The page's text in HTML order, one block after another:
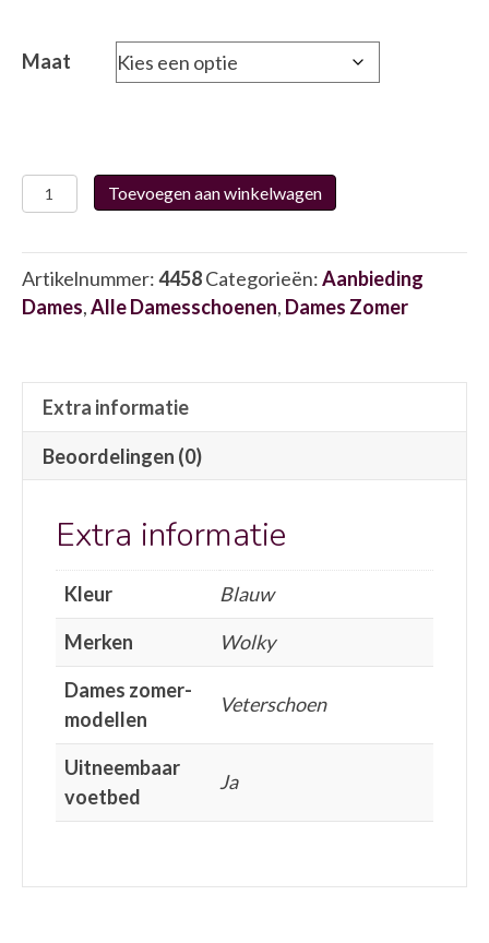
€149.95.€75.00.
Maat
Wolky
5901110
4458
aantal
Toevoegen aan winkelwagen
Artikelnummer:4458Categorieën:Aanbieding
Dames,Alle Damesschoenen, Dames Zomer
Extra informatie
Beoordelingen (0)
Extra informatie
Kleur
Blauw
Merken
Wolky
Dames zomer-
modellen
Veterschoen
Uitneembaar
voetbed
Ja